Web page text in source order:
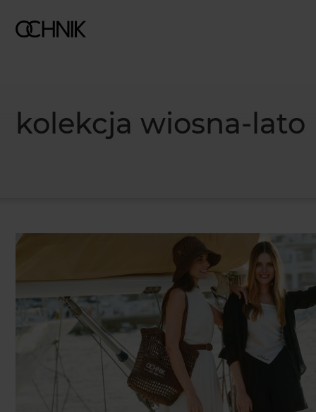
kolekcja wiosna-lato